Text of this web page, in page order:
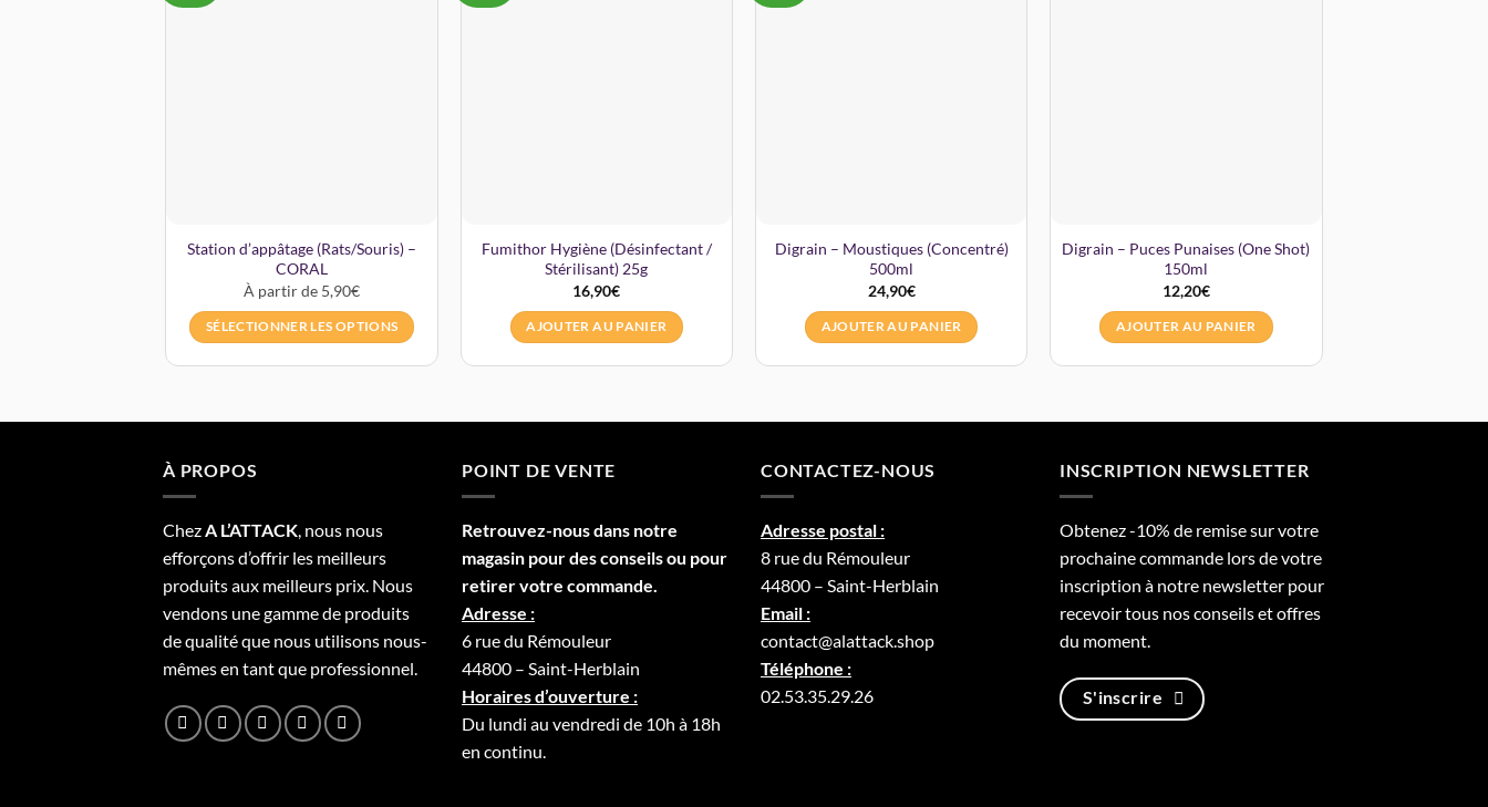
Station d’appâtage (Rats/Souris) –
CORAL
À partir de 5,90€
SÉLECTIONNER LES OPTIONS
Fumithor Hygiène (Désinfectant /
Stérilisant) 25g
16,90€
AJOUTER AU PANIER
Digrain – Moustiques (Concentré)
500ml
24,90€
AJOUTER AU PANIER
Digrain – Puces Punaises (One Shot)
150ml
12,20€
AJOUTER AU PANIER
À PROPOS
ChezA L’ATTACK, nous nous
efforçons d’offrir les meilleurs
produits aux meilleurs prix. Nous
vendons une gamme de produits
de qualité que nous utilisons nous-
mêmes en tant que professionnel.
POINT DE VENTE
Retrouvez-nous dans notre
magasin pour des conseils ou pour
retirer votre commande.
Adresse :
6 rue du Rémouleur
44800 – Saint-Herblain
Horaires d’ouverture :
Du lundi au vendredi de 10h à 18h
en continu.
CONTACTEZ-NOUS
Adresse postal :
8 rue du Rémouleur
44800 – Saint-Herblain
Email :
contact@alattack.shop
Téléphone :
02.53.35.29.26
INSCRIPTION NEWSLETTER
Obtenez -10% de remise sur votre
prochaine commande lors de votre
inscription à notre newsletter pour
recevoir tous nos conseils et offres
du moment.
S'inscrire